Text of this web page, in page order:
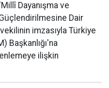
Dayanışma ve
Dair
imzasıyla Türkiye
Başkanlığı'na
ilişkin